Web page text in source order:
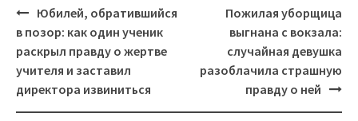
Post
navigation
Юбилей, обратившийся
в позор: как один ученик
раскрыл правду о жертве
учителя и заставил
директора извиниться
Пожилая уборщица
выгнана с вокзала:
случайная девушка
разоблачила страшную
правду о ней